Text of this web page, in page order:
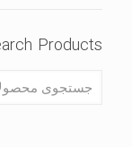
Products